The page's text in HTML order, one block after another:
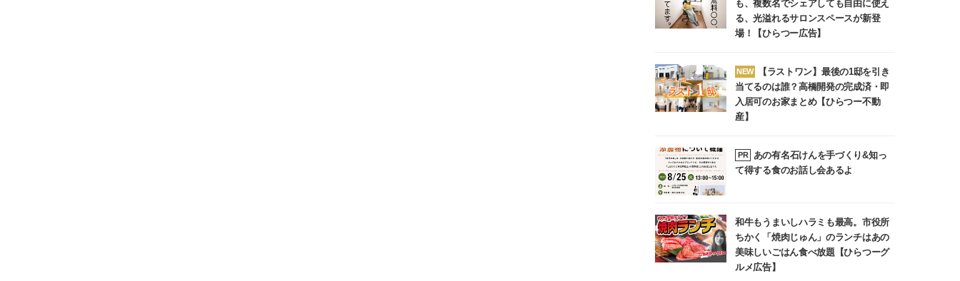
も、複数名でシェアしても自由に使え
る、光溢れるサロンスペースが新登
場！【ひらつー広告】
NEW
【ラストワン】最後の1邸を引き
当てるのは誰？高橋開発の完成済・即
入居可のお家まとめ【ひらつー不動
産】
PR
あの有名石けんを手づくり&知っ
て得する食のお話し会あるよ
和牛もうまいしハラミも最高。市役所
ちかく「焼肉じゅん」のランチはあの
美味しいごはん食べ放題【ひらつーグ
ルメ広告】